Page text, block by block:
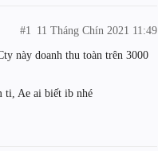
11 Tháng Chín 2021 11:49
#1
này doanh thu toàn trên 3000
ti, Ae ai biết ib nhé